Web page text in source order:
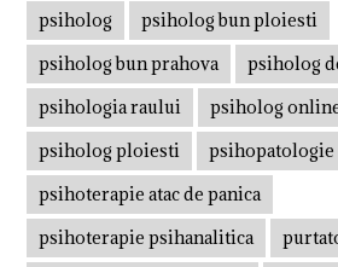
psiholog
psiholog bun ploiesti
psiholog bun prahova
psiholog
psihologia raului
psiholog
psiholog ploiesti
psihopatologie
psihoterapie atac de panica
psihoterapie psihanalitica